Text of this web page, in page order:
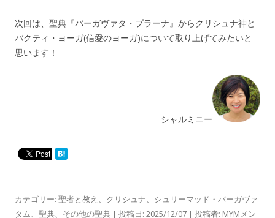
次回は、聖典『バーガヴァタ・プラーナ』からクリシュナ神と
バクティ・ヨーガ(信愛のヨーガ)について取り上げてみたいと
思います！
シャルミニー
カテゴリー: 聖者と教え クリシュナ
シュリーマッド・バーガヴァ
タム
聖典 その他の聖典 | 投稿日: 2025/12/07 | 投稿者: MYMメン